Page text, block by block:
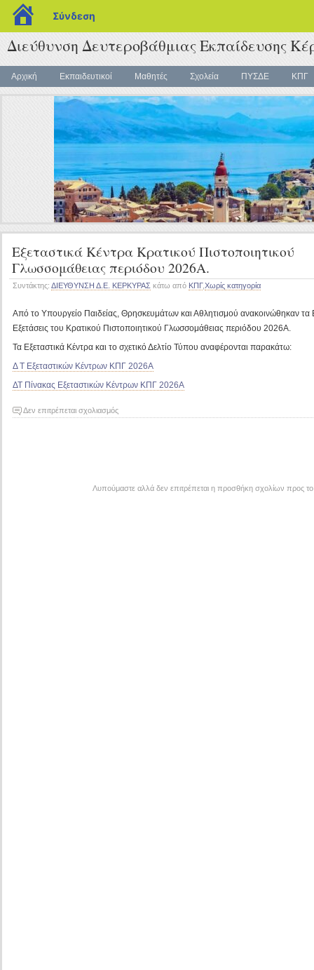
blogs.sch.gr
Σύνδεση
Διεύθυνση Δευτεροβάθμιας Εκπαίδευσης
Αρχική Εκπαιδευτικοί Μαθητές Σχολεία ΠΥΣΔΕ ΚΠΓ
Εξεταστικά Κέντρα Κρατικού Πιστοποιητικού
Γλωσσομάθειας περιόδου 2026Α.
Συντάκτης: ΔΙΕΥΘΥΝΣΗ Δ.Ε. ΚΕΡΚΥΡΑΣ κάτω από ΚΠΓ,Χωρίς κατηγορία
Από το Υπουργείο Παιδείας, Θρησκευμάτων και Αθλητισμού ανακοινώθηκαν τα
Εξετάσεις του Κρατικού Πιστοποιητικού Γλωσσομάθειας περιόδου 2026Α.
Τα Εξεταστικά Κέντρα και το σχετικό Δελτίο Τύπου αναφέρονται παρακάτω:
Δ Τ Εξεταστικών Κέντρων ΚΠΓ 2026Α
ΔΤ Πίνακας Εξεταστικών Κέντρων ΚΠΓ 2026Α
Δεν επιτρέπεται σχολιασμόςστο
περιόδου
Λυπούμαστε αλλά δεν επιτρέπεται η προσθήκη σχολίων προς